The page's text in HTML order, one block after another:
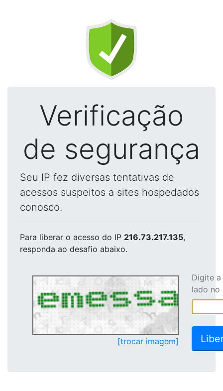
Verificação
de segurança
Seu IP fez diversas tentativas de
acessos suspeitos a sites hospedados
conosco.
Para liberar o acesso do IP 216.73.217.135,
responda ao desafio abaixo.
[trocar imagem]
Digite
lado no